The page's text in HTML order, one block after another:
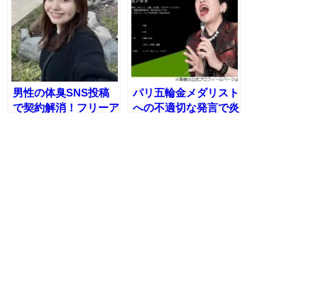
男性の体臭SNS投稿
で契約解消！フリーア
パリ五輪金メダリスト
への不適切な発言で炎